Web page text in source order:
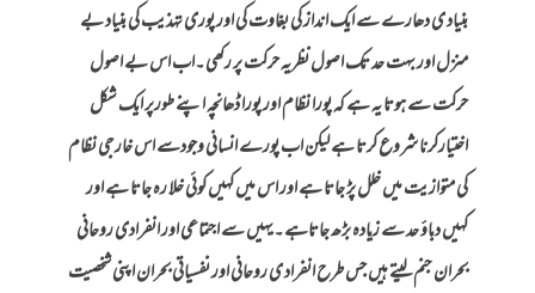
بنیاد ی دھارے سے ایک انداز کی بغاوت کی اور پوری تہذیب کی بنیاد بے
منزل اور بہت حد تک اصول نظریہ حرکت پر رکھی ۔اب اس بے اصول
حرکت سے ہوتا یہ ہے کہ پورانظام اور پورا ڈھانچہ اپنے طورپر ایک شکل
اختیارکرنا شروع کرتا ہے لیکن اب پورے انسانی وجودسے اس خارجی نظام
کی متوازیت میں خلل پڑ جاتا ہے اور اس میں کہیں کوئی خلا رہ جاتا ہے اور
کہیں دباؤ حد سے زیادہ بڑھ جاتاہے ۔یہیں سے اجتماعی اور انفرادی روحانی
بحران جنم لیتے ہیں جس طرح انفراد ی روحانی اور نفسیاتی بحران اپنی شخصیت